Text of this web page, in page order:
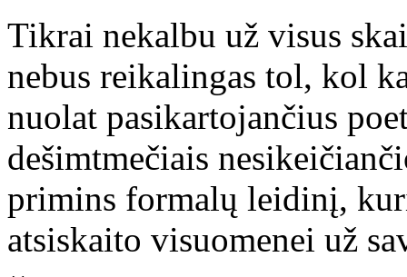
Tikrai nekalbu už visus
nebus reikalingas tol, kol
nuolat pasikartojančius
dešimtmečiais
primins formalų leidinį,
atsiskaito visuomenei už